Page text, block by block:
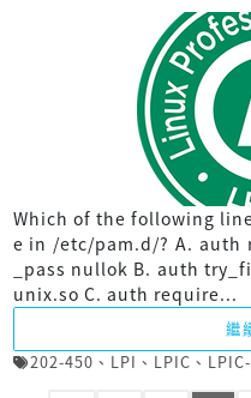
Which of the following
e in /etc/pam.d/? A. auth
_pass nullok B. auth
unix.so C. auth require...
繼
202-450 、 LPI 、 LPIC 、